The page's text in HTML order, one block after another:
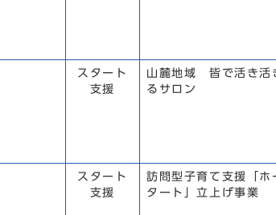
スタート
支援
山麓地域 皆で活き活
るサロン
スタート
支援
訪問型子育て支援「ホ
タート」立上げ事業